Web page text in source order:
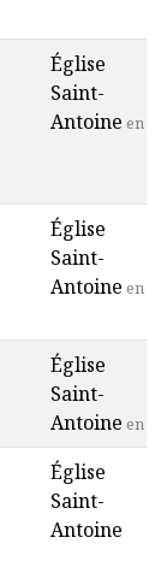
Église
Saint-
Antoine en
Église
Saint-
Antoine en
Église
Saint-
Antoine en
Église
Saint-
Antoine